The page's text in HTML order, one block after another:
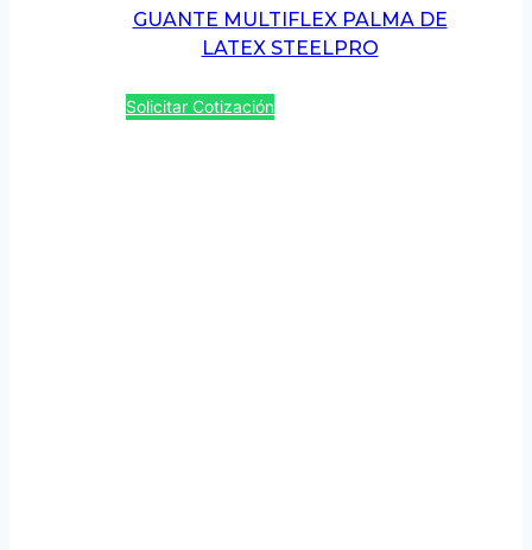
GUANTE MULTIFLEX PALMA DE
LATEX STEELPRO
Solicitar Cotización